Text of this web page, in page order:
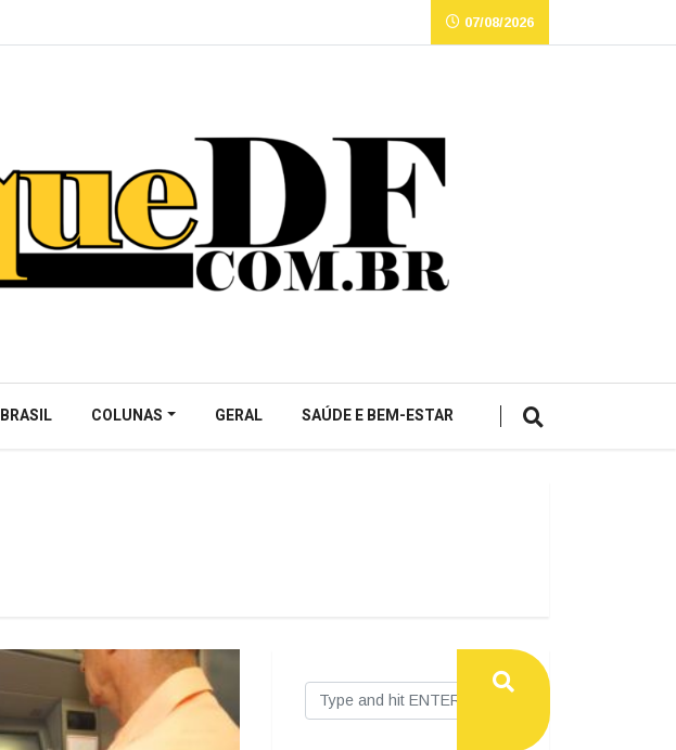
07/08/2026
BRASIL COLUNAS GERAL SAÚDE E BEM-ESTAR